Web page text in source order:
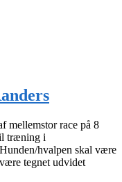
mellemstor race på 8
træning i
hvalpen skal være
tegnet udvidet